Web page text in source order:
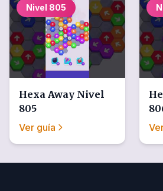
Nivel 805
Hexa Away Nivel
805
Ver guía